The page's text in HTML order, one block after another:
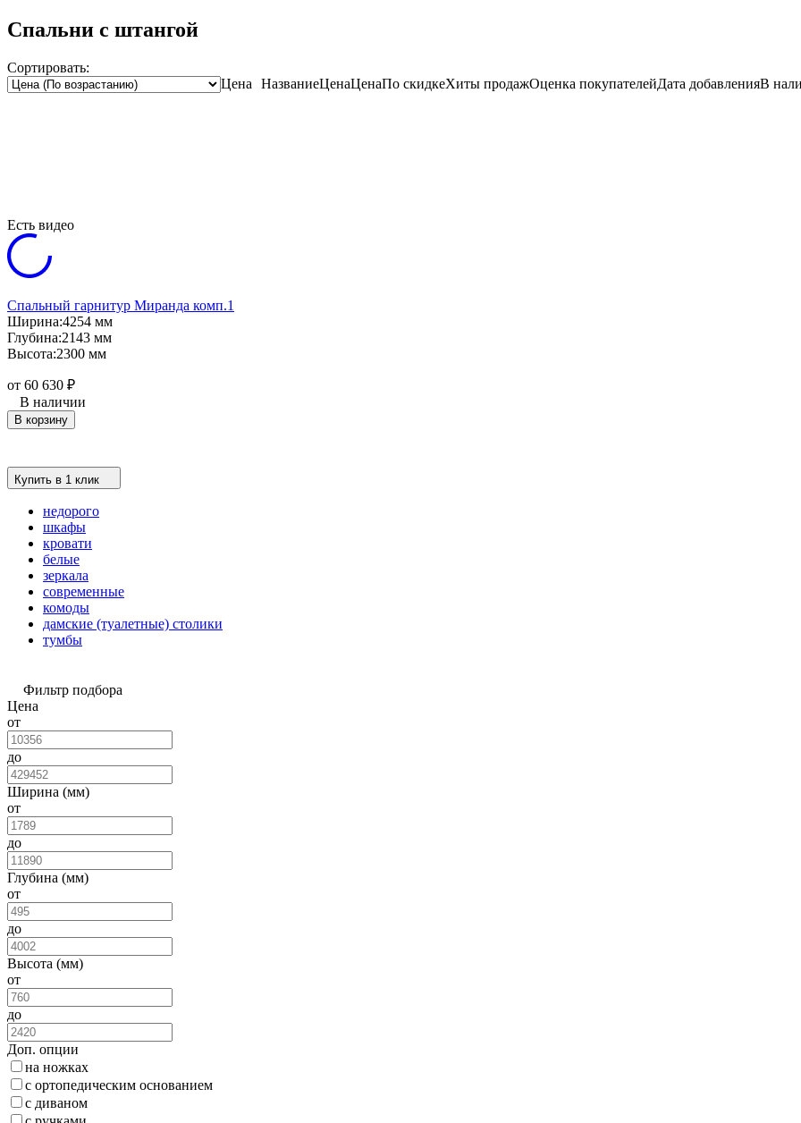
Спальни с штангой
Сортировать:
Цена
НазваниеЦенаЦенаПо скидкеХиты продажОценка покупателейДата добавленияВ
Есть видео
Спальный гарнитур Миранда комп.1
Ширина:4254 мм
Глубина:2143 мм
Высота:2300 мм
от 60 630 ₽
В наличии
В корзину
Купить в 1 клик
недорого
шкафы
кровати
белые
зеркала
современные
комоды
дамские (туалетные) столики
тумбы
Фильтр подбора
Цена
от
до
Ширина (мм)
от
до
Глубина (мм)
от
до
Высота (мм)
от
до
Доп. опции
на ножках
с ортопедическим основанием
с диваном